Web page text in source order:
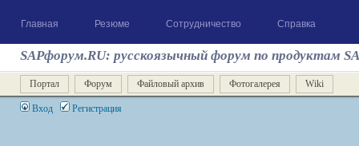
Главная Резюме Сотрудничество Справка
SAPфорум.RU: русскоязычный форум по продуктам
Портал Форум Файловый архив Фотогалерея Wiki
Вход Регистрация